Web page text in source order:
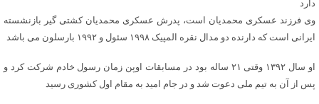
دارد
وی فرزند عسکری محمدیان است، پدرش عسکری محمدیان کشتی گیر بازنشسته
ایرانی است که دارنده دو مدال نقره المپیک ۱۹۹۸ سئول و ۱۹۹۲ بارسلون می باشد
او سال ۱۳۹۲ وقتی ۲۱ ساله بود در مسابقات اوپن زمان رسول خادم شرکت کرد و
پس از آن به تیم ملی دعوت شد و در جام امید به مقام اول کشوری رسید